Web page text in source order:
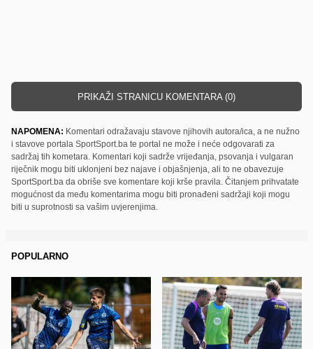
PRIKAŽI STRANICU KOMENTARA (0)
NAPOMENA: Komentari odražavaju stavove njihovih autora/ica, a ne nužno
i stavove portala SportSport.ba te portal ne može i neće odgovarati za
sadržaj tih kometara. Komentari koji sadrže vrijeđanja, psovanja i vulgaran
riječnik mogu biti uklonjeni bez najave i objašnjenja, ali to ne obavezuje
SportSport.ba da obriše sve komentare koji krše pravila. Čitanjem prihvatate
mogućnost da među komentarima mogu biti pronađeni sadržaji koji mogu
biti u suprotnosti sa vašim uvjerenjima.
POPULARNO